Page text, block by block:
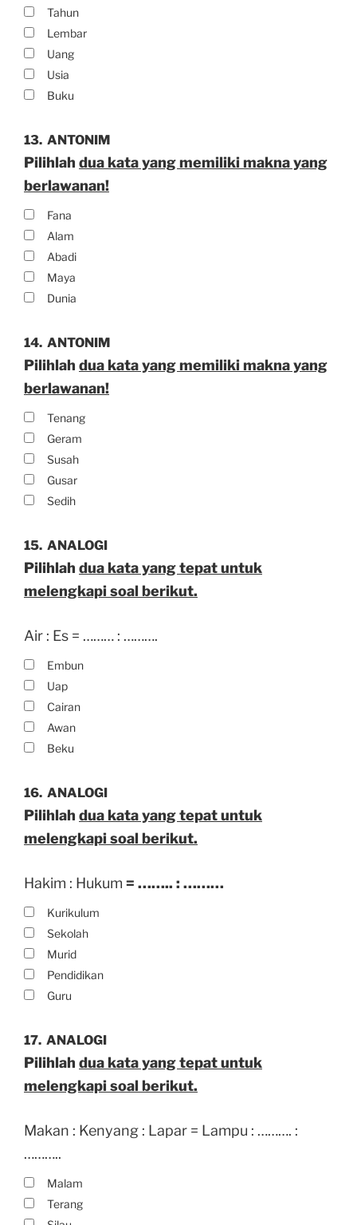
Tahun
Lembar
Uang
Usia
Buku
13. ANTONIM
Pilihlah dua kata yang memiliki makna yang
berlawanan!
Fana
Alam
Abadi
Maya
Dunia
14. ANTONIM
Pilihlah dua kata yang memiliki makna yang
berlawanan!
Tenang
Geram
Susah
Gusar
Sedih
15. ANALOGI
Pilihlah dua kata yang tepat untuk
melengkapi soal berikut.
Air : Es = ……… : ……….
Embun
Uap
Cairan
Awan
Beku
16. ANALOGI
Pilihlah dua kata yang tepat untuk
melengkapi soal berikut.
Hakim : Hukum = …….. : ………
Kurikulum
Sekolah
Murid
Pendidikan
Guru
17. ANALOGI
Pilihlah dua kata yang tepat untuk
melengkapi soal berikut.
Makan : Kenyang : Lapar = Lampu : ………. :
………..
Malam
Terang